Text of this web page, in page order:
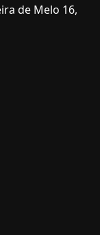
de Melo 16,